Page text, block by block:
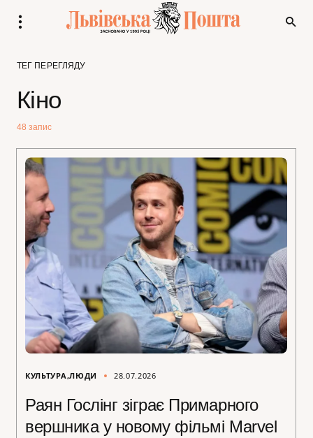
ТЕГ ПЕРЕГЛЯДУ
Кіно
48 запис
КУЛЬТУРА ЛЮДИ 28.07.2026
Раян Гослінг зіграє Примарного
вершника у новому фільмі Marvel